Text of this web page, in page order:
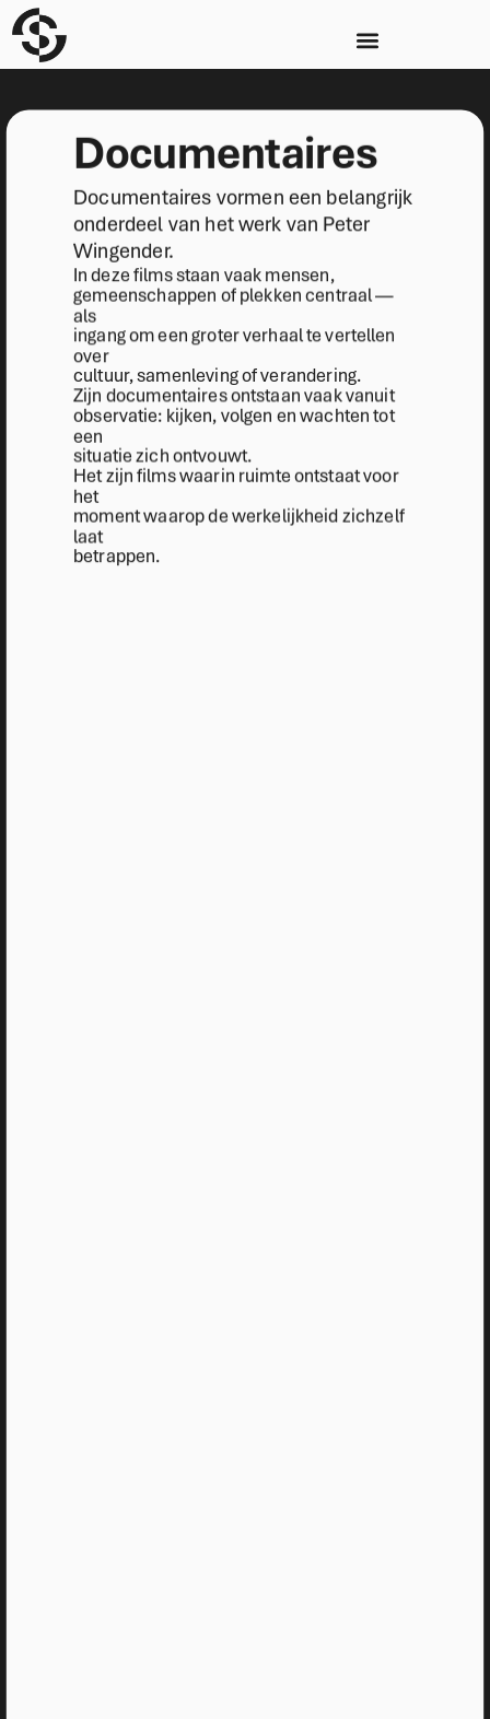
Documentaires
Documentaires vormen een belangrijk
onderdeel van het werk van Peter
Wingender.
In deze films staan vaak mensen,
gemeenschappen of plekken centraal —
als
ingang om een groter verhaal te vertellen
over
cultuur, samenleving of verandering.
Zijn documentaires ontstaan vaak vanuit
observatie: kijken, volgen en wachten tot
een
situatie zich ontvouwt.
Het zijn films waarin ruimte ontstaat voor
het
moment waarop de werkelijkheid zichzelf
laat
betrappen.